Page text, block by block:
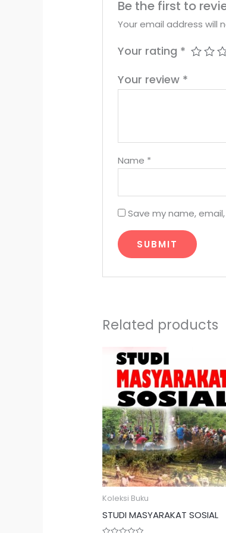
Be the first to
Your email address will
Your rating *
Your review *
Name *
Save my name,
Related products
Koleksi Buku
STUDI MASYARAKAT SOSIAL